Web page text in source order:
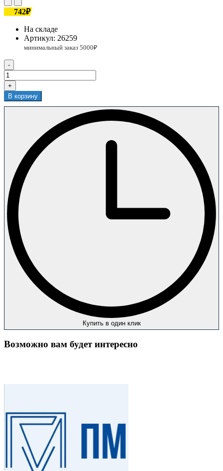
742₽
На складе
Артикул: 26259
-
+
В корзину
Купить в один клик
Возможно вам будет интересно